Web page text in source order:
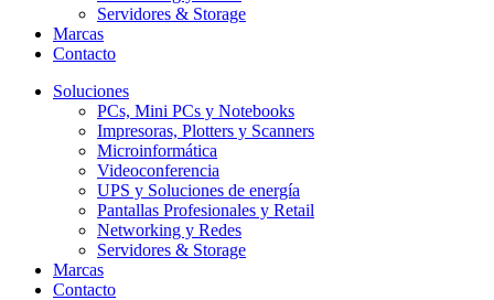
Servidores & Storage
Marcas
Contacto
Soluciones
PCs, Mini PCs y Notebooks
Impresoras, Plotters y Scanners
Microinformática
Videoconferencia
UPS y Soluciones de energía
Pantallas Profesionales y Retail
Networking y Redes
Servidores & Storage
Marcas
Contacto